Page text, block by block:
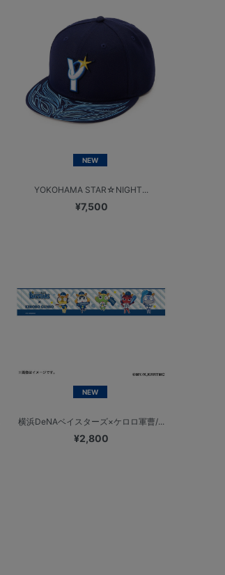
NEW
YOKOHAMA STAR☆NIGHT...
¥7,500
NEW
横浜DeNAベイスターズ×ケロロ軍曹/...
¥2,800